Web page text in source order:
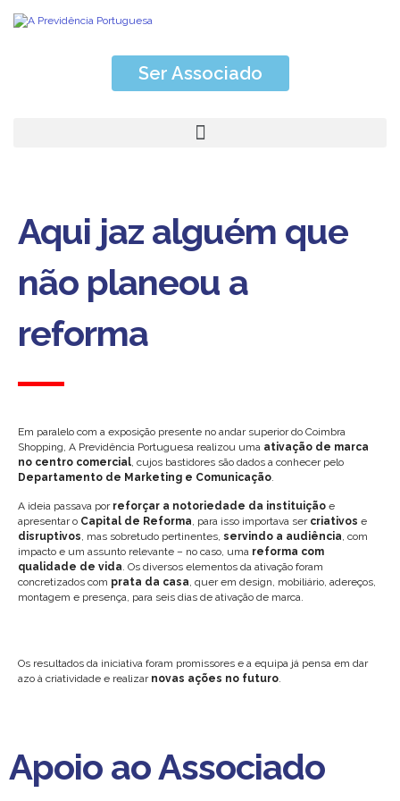
Ser Associado
Aqui jaz alguém que
não planeou a
reforma
Em paralelo com a exposição presente no andar superior do Coimbra
Shopping, A Previdência Portuguesa realizou uma ativação de marca
no centro comercial, cujos bastidores são dados a conhecer pelo
Departamento de Marketing e Comunicação.
A ideia passava por reforçar a notoriedade da instituição e
apresentar o Capital de Reforma, para isso importava ser criativos e
disruptivos, mas sobretudo pertinentes, servindo a audiência, com
impacto e um assunto relevante – no caso, uma reforma com
qualidade de vida. Os diversos elementos da ativação foram
concretizados com prata da casa, quer em design, mobiliário, adereços,
montagem e presença, para seis dias de ativação de marca.
Os resultados da iniciativa foram promissores e a equipa já pensa em dar
azo à criatividade e realizar novas ações no futuro.
Apoio ao Associado
Apoio ao Associado